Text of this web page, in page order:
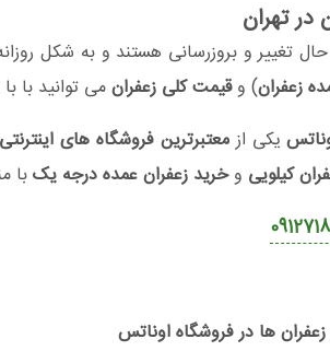
در تهران
تغییر و بروزرسانی هستند و به شکل
زعفران) وقیمت کلی زعفرانمی توانید با
یکی ازمعتبرترین فروشگاه های
کیلویی وخرید زعفران عمده درجه یکبا
ها در فروشگاه اوناتس